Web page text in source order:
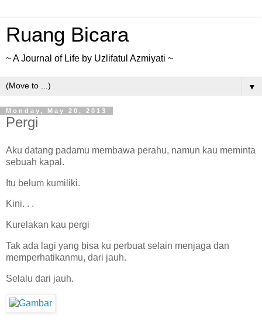
Ruang Bicara
~ A Journal of Life by Uzlifatul Azmiyati ~
▼
Monday, May 20, 2013
Pergi
Aku datang padamu membawa perahu, namun kau meminta
sebuah kapal.
Itu belum kumiliki.
Kini. . .
Kurelakan kau pergi
Tak ada lagi yang bisa ku perbuat selain menjaga dan
memperhatikanmu, dari jauh.
Selalu dari jauh.